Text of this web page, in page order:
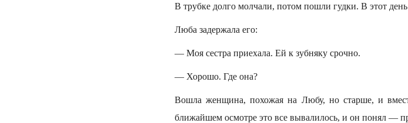
В трубке долго молчали, потом пошли гудки. В этот
Люба задержала его:
— Моя сестра приехала. Ей к зубняку срочно.
— Хорошо. Где она?
Вошла женщина, похожая на Любу, но старше, и
ближайшем осмотре это все вывалилось, и он понял —